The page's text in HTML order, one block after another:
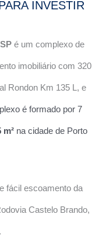
INVESTIR
é um complexo de
imobiliário com 320
Rondon Km 135 L, e
é formado por 7
m²na cidade de Porto
fácil escoamento da
Castelo Brando,